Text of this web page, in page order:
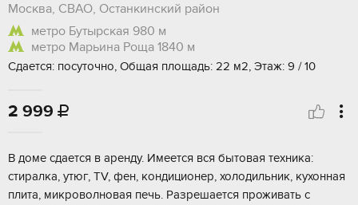
Москва, СВАО, Останкинский район
метро Бутырская 980 м
метро Марьина Роща 1840 м
Сдается: посуточно, Общая площадь: 22 м2, Этаж: 9 / 10
2 999 
В доме сдается в аренду. Имеется вся бытовая техника:
стиралка, утюг, TV, фен, кондиционер, холодильник, кухонная
плита, микроволновая печь. Разрешается проживать с